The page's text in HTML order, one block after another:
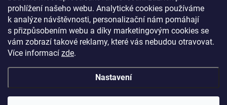
prohlížení našeho webu. Analytické cookies používáme
k analýze návštěvnosti, personalizační nám pomáhají
s přizpůsobením webu a díky marketingovým cookies se
vám zobrazí takové reklamy, které vás nebudou otravovat.
Více informací zde.
Nastavení
Vložením e-mailu souhlasíte spodmínkami ochrany osobních údajů
Přihlásit se
Copyright 2026Vybavení pro salóny. Všechna práva vyhrazena.Upravit